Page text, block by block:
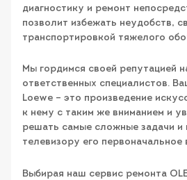
диагностику и ремонт
позволит избежать неудобств,
транспортировкой тяжелого
Мы гордимся своей репутацией
ответственных специалистов.
Loewe – это произведение
к нему с таким же вниманием и
решать самые сложные задачи
телевизору его первоначальное
Выбирая наш сервис ремонта